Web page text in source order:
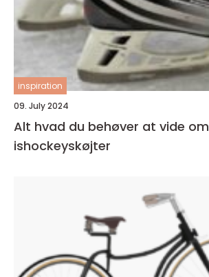
inspiration
09. July 2024
Alt hvad du behøver at vide om
ishockeyskøjter